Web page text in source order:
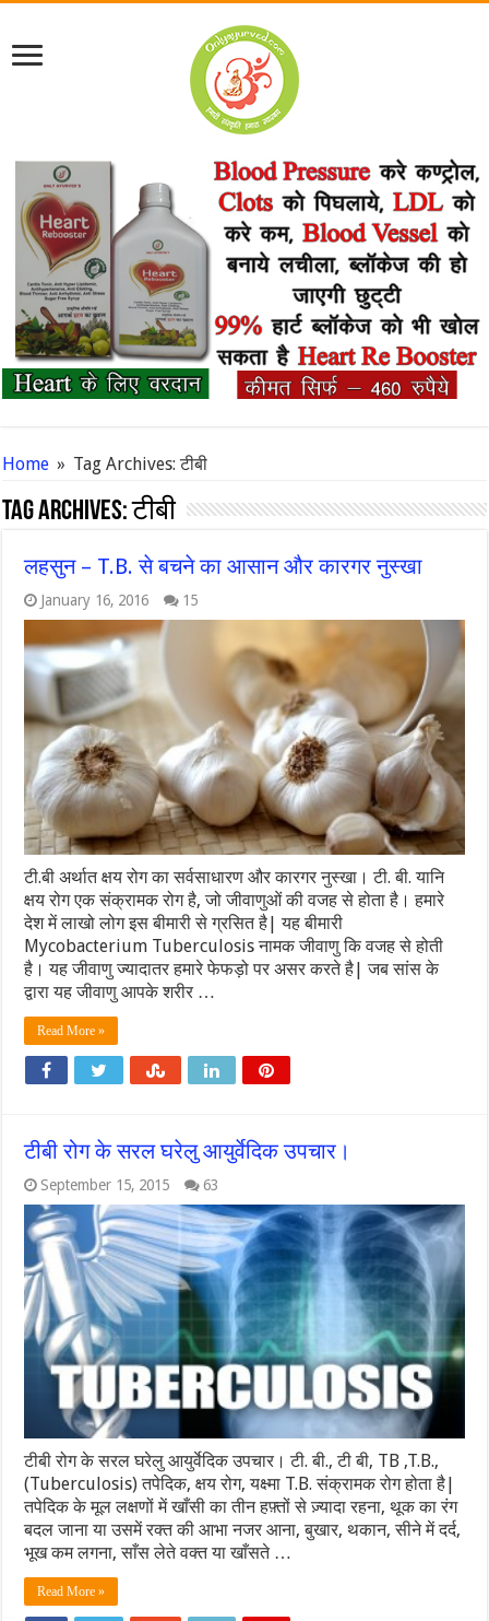
Home » Tag Archives: टीबी
Tag Archives:टीबी
लहसुन – T.B. से बचने का आसान और कारगर नुस्खा
January 16, 2016 15
टी.बी अर्थात क्षय रोग का सर्वसाधारण और कारगर नुस्खा। टी. बी. यानि
क्षय रोग एक संक्रामक रोग है, जो जीवाणुओं की वजह से होता है। हमारे
देश में लाखो लोग इस बीमारी से ग्रसित है| यह बीमारी
Mycobacterium Tuberculosis नामक जीवाणु कि वजह से होती
है। यह जीवाणु ज्यादातर हमारे फेफड़ो पर असर करते है| जब सांस के
द्वारा यह जीवाणु आपके शरीर …
Read More »
टीबी रोग के सरल घरेलु आयुर्वेदिक उपचार।
September 15, 2015 63
टीबी रोग के सरल घरेलु आयुर्वेदिक उपचार। टी. बी., टी बी, TB ,T.B.,
(Tuberculosis) तपेदिक, क्षय रोग, यक्ष्मा T.B. संक्रामक रोग होता है|
तपेदिक के मूल लक्षणों में खाँसी का तीन हफ़्तों से ज़्यादा रहना, थूक का रंग
बदल जाना या उसमें रक्त की आभा नजर आना, बुखार, थकान, सीने में दर्द,
भूख कम लगना, साँस लेते वक्त या खाँसते …
Read More »